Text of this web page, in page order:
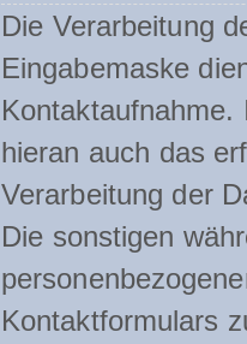
Die Verarbeitung
Eingabemaske
hieran auch das
Verarbeitung der
Die sonstigen
Kontaktformulars